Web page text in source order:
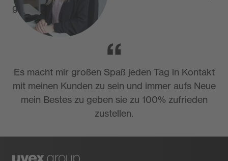
group
Es macht mir großen Spaß jeden Tag in Kontakt
mit meinen Kunden zu sein und immer aufs Neue
mein Bestes zu geben sie zu 100% zufrieden
zustellen.